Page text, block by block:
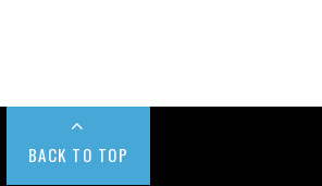
BACK TO TOP